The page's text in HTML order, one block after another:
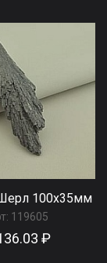
100x35мм
119605
₽